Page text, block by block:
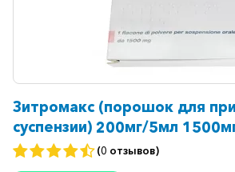
Зитромакс (порошок для
суспензии) 200мг/5мл
(0 отзывов)